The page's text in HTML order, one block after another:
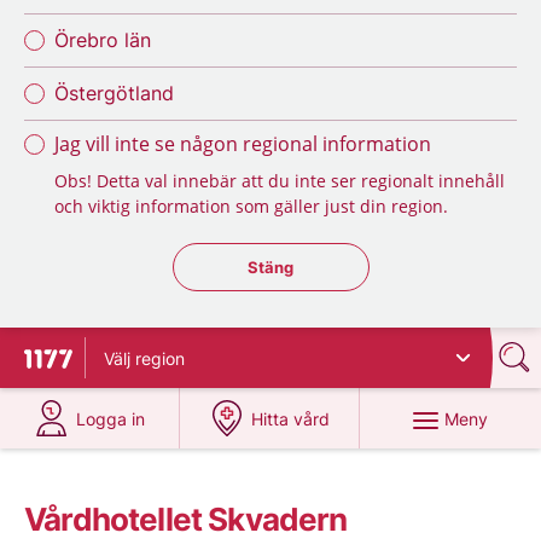
Örebro län
Östergötland
Jag vill inte se någon regional information
Obs! Detta val innebär att du inte ser regionalt innehåll
och viktig information som gäller just din region.
Stäng regionsväljaren
Stäng
Till startsidan för 1177
Välj region
Logga in
på 1177.se
Hitta vård
på 1177.se
Meny
Vårdhotellet Skvadern